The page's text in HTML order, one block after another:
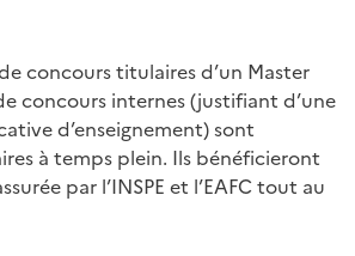
concours titulaires d’un Master
concours internes (justifiant d’une
d’enseignement) sont
à temps plein. Ils bénéficieront
par l’INSPE et l’EAFC tout au